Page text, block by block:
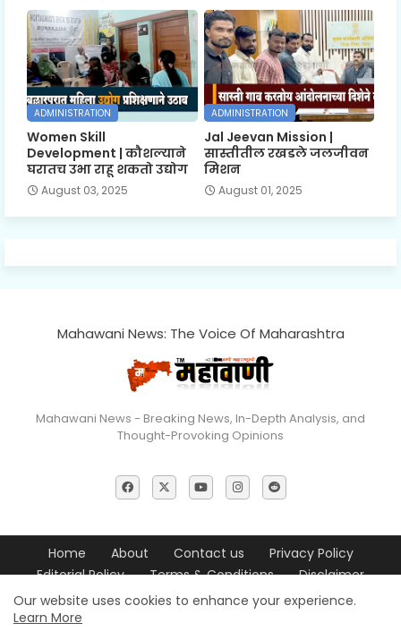
ADMINISTRATION
Women Skill
Development | कौशल्याने
घरातच उभा राहू शकतो उद्योग
August 03, 2025
ADMINISTRATION
Jal Jeevan Mission |
सास्तीतील रखडले जलजीवन
मिशन
August 01, 2025
Mahawani News: The Voice Of Maharashtra
Mahawani News - Breaking News, In-Depth Analysis, and
Thought-Provoking Opinions
Home About Contact us
Privacy Policy
Editorial Policy
Terms & Conditions Disclaimer
© 2026 Mahawani News All Rights Reserved
Our website uses cookies to enhance your experience.
Learn More